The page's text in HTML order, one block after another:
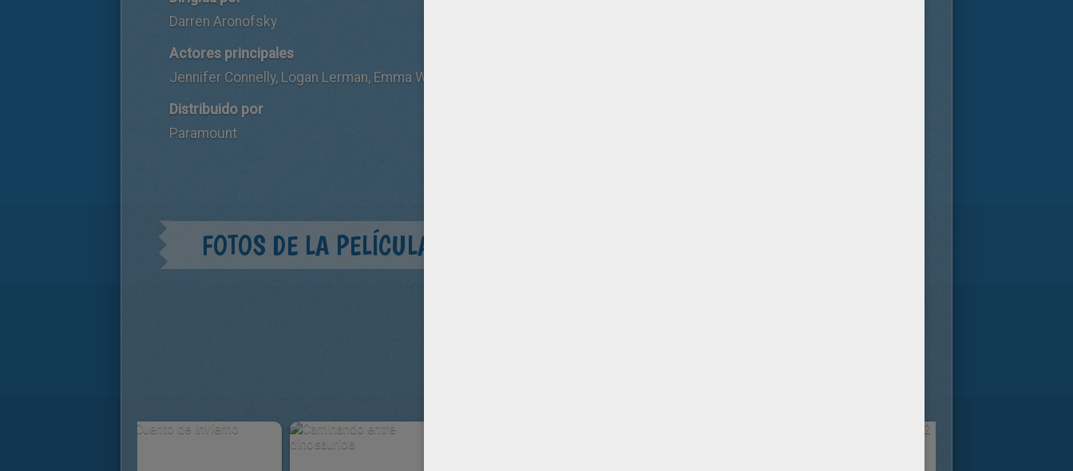
Darren Aronofsky
Actores principales
Jennifer Connelly, Logan Lerman, Emma Watson, Anthony Hopkins, Russell Crowe
Distribuido por
Paramount
FOTOS DE LA PELÍCULA